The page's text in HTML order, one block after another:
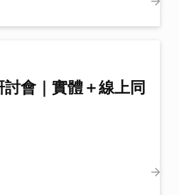
會｜實體＋線上同